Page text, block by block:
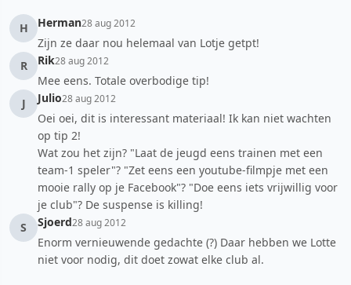
H Herman28 aug 2012
Zijn ze daar nou helemaal van Lotje getpt!
R
Rik28 aug 2012
Mee eens. Totale overbodige tip!
J
Julio28 aug 2012
Oei oei, dit is interessant materiaal! Ik kan niet wachten
op tip 2!
Wat zou het zijn? "Laat de jeugd eens trainen met een
team-1 speler"? "Zet eens een youtube-filmpje met een
mooie rally op je Facebook"? "Doe eens iets vrijwillig voor
je club"? De suspense is killing!
S
Sjoerd28 aug 2012
Enorm vernieuwende gedachte (?) Daar hebben we Lotte
niet voor nodig, dit doet zowat elke club al.